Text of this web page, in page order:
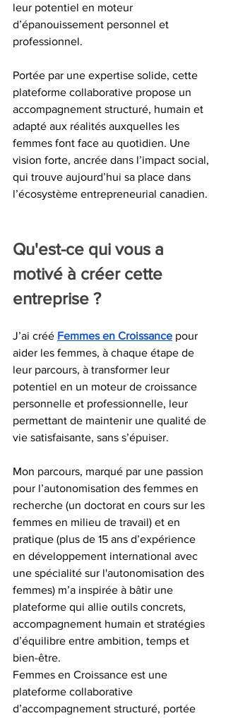
leur potentiel en moteur
d’épanouissement personnel et
professionnel.
Portée par une expertise solide, cette
plateforme collaborative propose un
accompagnement structuré, humain et
adapté aux réalités auxquelles les
femmes font face au quotidien. Une
vision forte, ancrée dans l’impact social,
qui trouve aujourd’hui sa place dans
l’écosystème entrepreneurial canadien.
Qu'est-ce qui vous a
motivé à créer cette
entreprise ?
J’ai créé Femmes en Croissance pour
aider les femmes, à chaque étape de
leur parcours, à transformer leur
potentiel en un moteur de croissance
personnelle et professionnelle, leur
permettant de maintenir une qualité de
vie satisfaisante, sans s’épuiser.
Mon parcours, marqué par une passion
pour l’autonomisation des femmes en
recherche (un doctorat en cours sur les
femmes en milieu de travail) et en
pratique (plus de 15 ans d’expérience
en développement international avec
une spécialité sur l'autonomisation des
femmes) m’a inspirée à bâtir une
plateforme qui allie outils concrets,
accompagnement humain et stratégies
d’équilibre entre ambition, temps et
bien-être.
Femmes en Croissance est une
plateforme collaborative
d’accompagnement structuré, portée